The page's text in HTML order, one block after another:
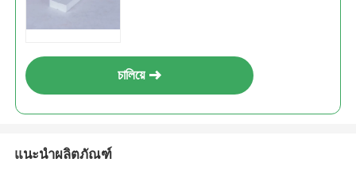
চালিয়ে
แนะนำผลิตภัณฑ์